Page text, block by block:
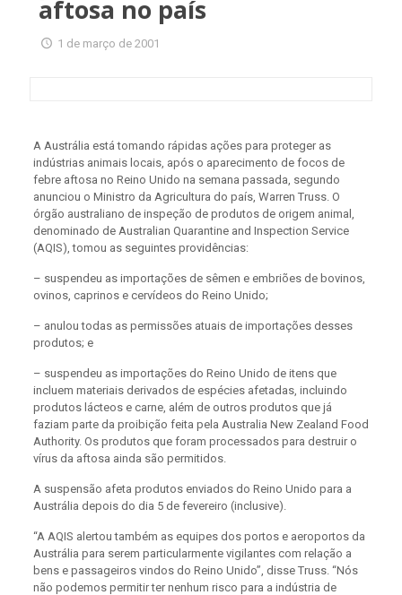
aftosa no país
1 de março de 2001
A Austrália está tomando rápidas ações para proteger as
indústrias animais locais, após o aparecimento de focos de
febre aftosa no Reino Unido na semana passada, segundo
anunciou o Ministro da Agricultura do país, Warren Truss. O
órgão australiano de inspeção de produtos de origem animal,
denominado de Australian Quarantine and Inspection Service
(AQIS), tomou as seguintes providências:
– suspendeu as importações de sêmen e embriões de bovinos,
ovinos, caprinos e cervídeos do Reino Unido;
– anulou todas as permissões atuais de importações desses
produtos; e
– suspendeu as importações do Reino Unido de itens que
incluem materiais derivados de espécies afetadas, incluindo
produtos lácteos e carne, além de outros produtos que já
faziam parte da proibição feita pela Australia New Zealand Food
Authority. Os produtos que foram processados para destruir o
vírus da aftosa ainda são permitidos.
A suspensão afeta produtos enviados do Reino Unido para a
Austrália depois do dia 5 de fevereiro (inclusive).
“A AQIS alertou também as equipes dos portos e aeroportos da
Austrália para serem particularmente vigilantes com relação a
bens e passageiros vindos do Reino Unido”, disse Truss. “Nós
não podemos permitir ter nenhum risco para a indústria de